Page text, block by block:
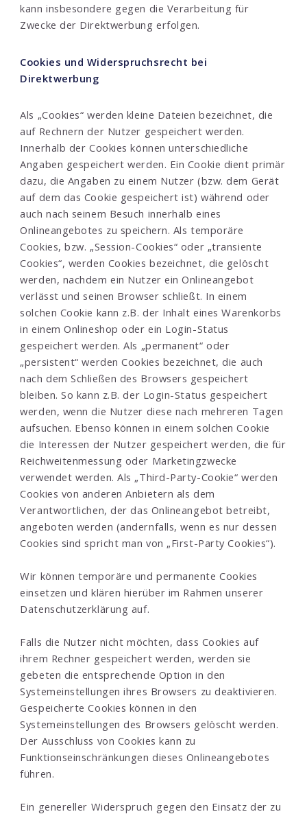
kann insbesondere gegen die Verarbeitung für
Zwecke der Direktwerbung erfolgen.
Cookies und Widerspruchsrecht bei
Direktwerbung
Als „Cookies“ werden kleine Dateien bezeichnet, die
auf Rechnern der Nutzer gespeichert werden.
Innerhalb der Cookies können unterschiedliche
Angaben gespeichert werden. Ein Cookie dient primär
dazu, die Angaben zu einem Nutzer (bzw. dem Gerät
auf dem das Cookie gespeichert ist) während oder
auch nach seinem Besuch innerhalb eines
Onlineangebotes zu speichern. Als temporäre
Cookies, bzw. „Session-Cookies“ oder „transiente
Cookies“, werden Cookies bezeichnet, die gelöscht
werden, nachdem ein Nutzer ein Onlineangebot
verlässt und seinen Browser schließt. In einem
solchen Cookie kann z.B. der Inhalt eines Warenkorbs
in einem Onlineshop oder ein Login-Status
gespeichert werden. Als „permanent“ oder
„persistent“ werden Cookies bezeichnet, die auch
nach dem Schließen des Browsers gespeichert
bleiben. So kann z.B. der Login-Status gespeichert
werden, wenn die Nutzer diese nach mehreren Tagen
aufsuchen. Ebenso können in einem solchen Cookie
die Interessen der Nutzer gespeichert werden, die für
Reichweitenmessung oder Marketingzwecke
verwendet werden. Als „Third-Party-Cookie“ werden
Cookies von anderen Anbietern als dem
Verantwortlichen, der das Onlineangebot betreibt,
angeboten werden (andernfalls, wenn es nur dessen
Cookies sind spricht man von „First-Party Cookies“).
Wir können temporäre und permanente Cookies
einsetzen und klären hierüber im Rahmen unserer
Datenschutzerklärung auf.
Falls die Nutzer nicht möchten, dass Cookies auf
ihrem Rechner gespeichert werden, werden sie
gebeten die entsprechende Option in den
Systemeinstellungen ihres Browsers zu deaktivieren.
Gespeicherte Cookies können in den
Systemeinstellungen des Browsers gelöscht werden.
Der Ausschluss von Cookies kann zu
Funktionseinschränkungen dieses Onlineangebotes
führen.
Ein genereller Widerspruch gegen den Einsatz der zu